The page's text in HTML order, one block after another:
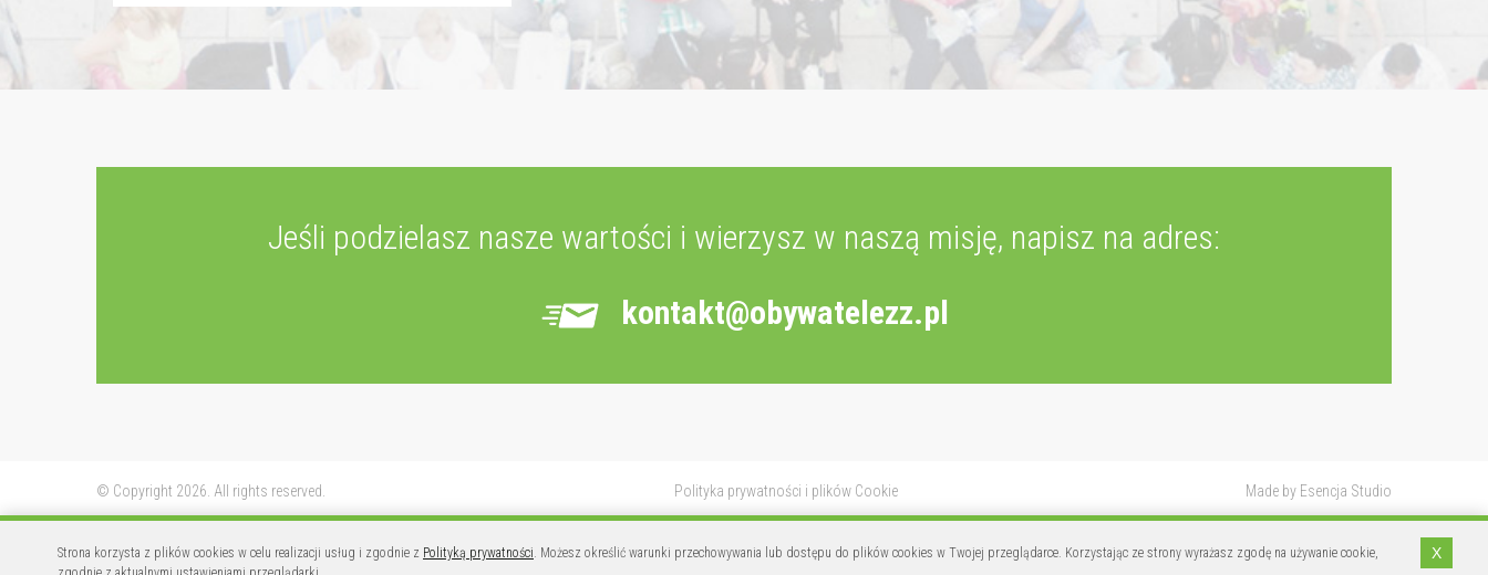
Jeśli podzielasz nasze wartości i wierzysz w naszą misję, napisz na adres:
kontakt@obywatelezz.pl
Made by Esencja Studio
© Copyright 2026. All rights reserved. Polityka prywatności i plików Cookie
Strona korzysta z plików cookies w celu realizacji usług i zgodnie z Polityką prywatności. Możesz określić warunki przechowywania lub dostępu do plików cookies w Twojej przeglądarce. Korzystając ze strony wyrażasz zgodę na używanie cookie,
X